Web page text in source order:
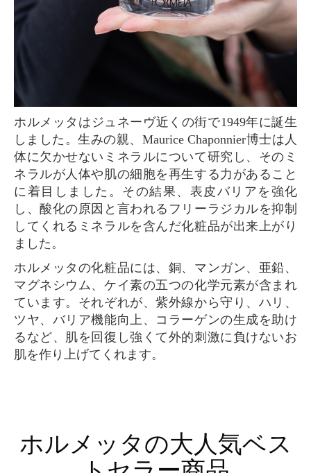
ホルメッタはジュネーヴ近くの街で1949年に誕生
しました。生みの親、Maurice Chaponnier博士は人
体に欠かせないミネラルについて研究し、そのミ
ネラルが人体や肌の細胞を再生する力があること
に着目しました。その結果、表皮バリアを強化
し、酸化の原因と言われるフリーラジカルを抑制
してくれるミネラルを含んだ化粧品が出来上がり
ました。
ホルメッタの化粧品には、銅、マンガン、亜鉛、
マグネシウム、ケイ素の五つの化学元素が含まれ
ています。それぞれが、紫外線から守り、ハリ、
ツヤ、バリア機能向上、コラーゲンの生成を助け
るなど、肌を回復し強くて外的刺激に負けないお
肌を作り上げてくれます。
ホルメッタの大人気ベス